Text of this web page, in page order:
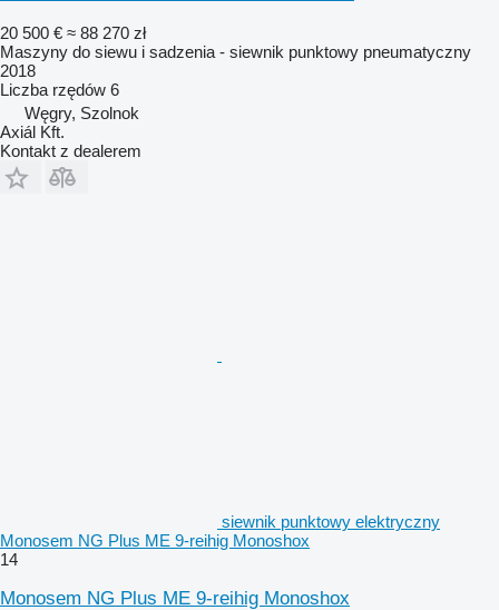
20 500 € ≈ 88 270 zł
Maszyny do siewu i sadzenia - siewnik punktowy pneumatyczny
2018
Liczba rzędów 6
Węgry, Szolnok
Axiál Kft.
Kontakt z dealerem
siewnik punktowy elektryczny
Monosem NG Plus ME 9-reihig Monoshox
14
Monosem NG Plus ME 9-reihig Monoshox